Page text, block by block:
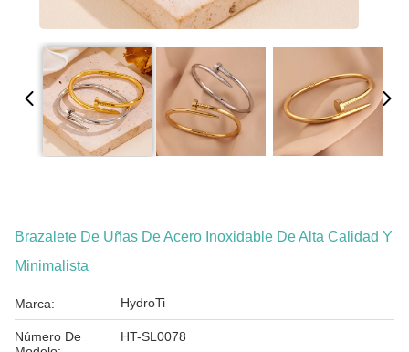
Brazalete De Uñas De Acero Inoxidable De Alta Calidad Y
Minimalista
Marca: HydroTi
Número De
HT-SL0078